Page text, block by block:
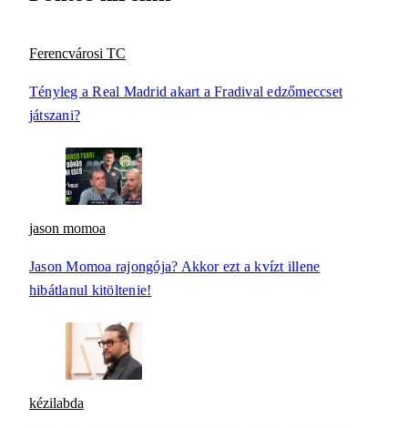
Ferencvárosi TC
Tényleg a Real Madrid akart a Fradival edzőmeccset
játszani?
jason momoa
Jason Momoa rajongója? Akkor ezt a kvízt illene
hibátlanul kitöltenie!
kézilabda